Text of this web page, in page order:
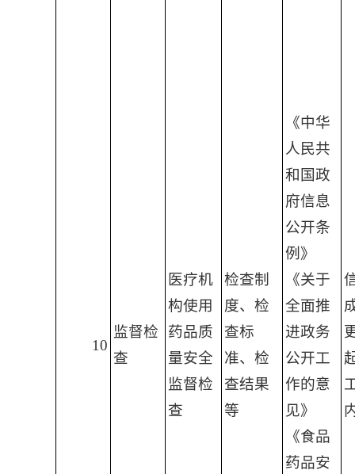
监督检
查
10
医疗机
构使用
药品质
量安全
监督检
查
检查制
度、检
查标
准、检
查结果
等
《中华
人民共
和国政
府信息
公开条
例》
《关于
全面推
进政务
公开工
作的意
见》
《食品
药品安